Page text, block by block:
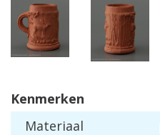
Kenmerken
Materiaal